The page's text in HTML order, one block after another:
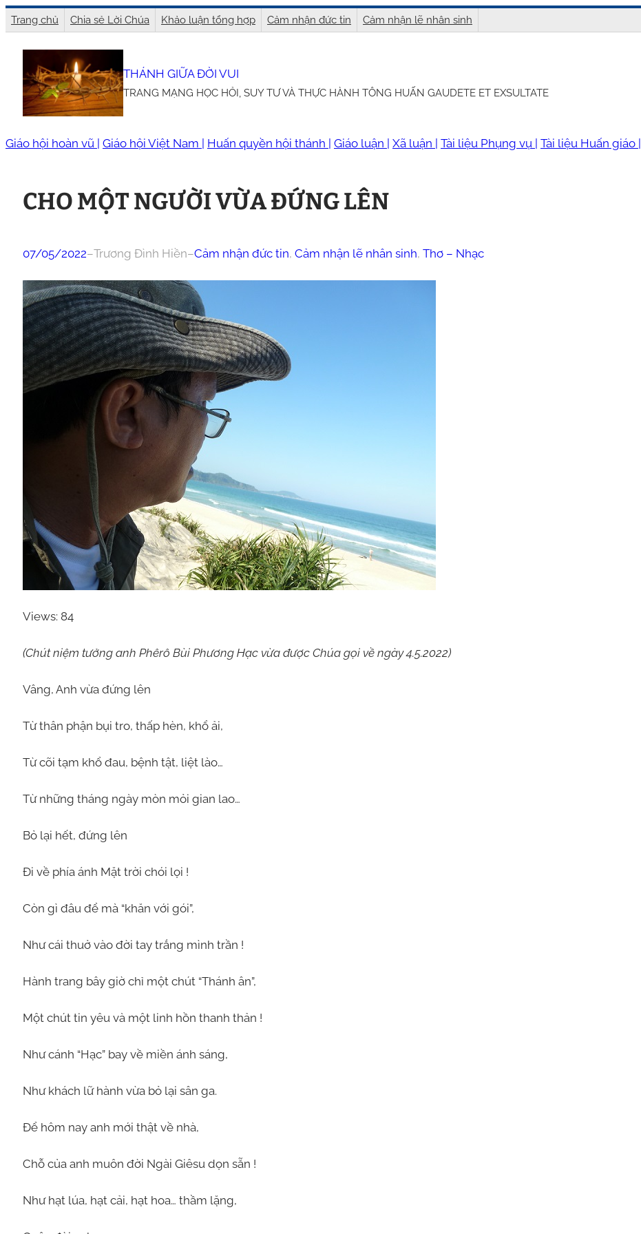
Chuyển
đến
dung
Trang chủ Chia sẻ Lời Chúa Khảo luận tổng hợp Cảm nhận đức tin Cảm nhận lẽ nhân sinh
THÁNH GIỮA ĐỜI VUI
TRANG MẠNG HỌC HỎI, SUY TƯ VÀ THỰC HÀNH TÔNG HUẤN GAUDETE ET EXSULTATE
Giáo hội hoàn vũ | Giáo hội Việt Nam | Huấn quyền hội thánh | Giáo luận | Xã luận | Tài liệu Phụng vụ | Tài liệu Huấn giáo |
CHO MỘT NGƯỜI VỪA ĐỨNG LÊN
07/05/2022–Trương Đình Hiền–Cảm nhận đức tin, Cảm nhận lẽ nhân sinh, Thơ – Nhạc
Views: 84
(Chút niệm tưởng anh Phêrô Bùi Phương Hạc vừa được Chúa gọi về ngày 4.5.2022)
Vâng, Anh vừa đứng lên
Từ thân phận bụi tro, thấp hèn, khổ ải,
Từ cõi tạm khổ đau, bệnh tật, liệt lào…
Từ những tháng ngày mòn mỏi gian lao…
Bỏ lại hết, đứng lên
Đi về phía ánh Mặt trời chói lọi !
Còn gì đâu để mà “khăn với gói”,
Như cái thuở vào đời tay trắng mình trần !
Hành trang bây giờ chỉ một chút “Thánh ân”,
Một chút tin yêu và một linh hồn thanh thản !
Như cánh “Hạc” bay về miền ánh sáng,
Như khách lữ hành vừa bỏ lại sân ga.
Để hôm nay anh mới thật về nhà,
Chỗ của anh muôn đời Ngài Giêsu dọn sẵn !
Như hạt lúa, hạt cải, hạt hoa… thầm lặng,